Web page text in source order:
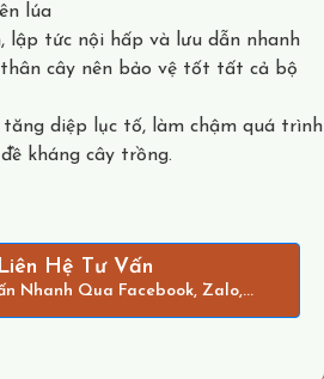
lúa
lập tức nội hấp và lưu dẫn nhanh
cây nên bảo vệ tốt tất cả bộ
diệp lục tố, làm chậm quá trình
kháng cây trồng.
Liên Hệ Tư Vấn
Nhanh Qua Facebook, Zalo,...